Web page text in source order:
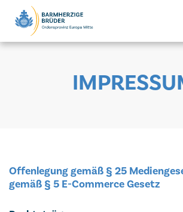
Seitenbereiche:
Offenlegung gemäß § 25
gemäß § 5 E-Commerce Gesetz